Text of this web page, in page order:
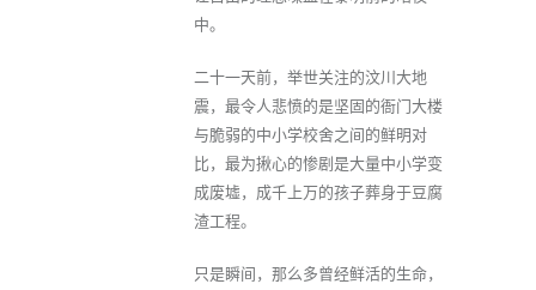
中。
二十一天前，举世关注的汶川大地
震，最令人悲愤的是坚固的衙门大楼
与脆弱的中小学校舍之间的鲜明对
比，最为揪心的惨剧是大量中小学变
成废墟，成千上万的孩子葬身于豆腐
渣工程。
只是瞬间，那么多曾经鲜活的生命，